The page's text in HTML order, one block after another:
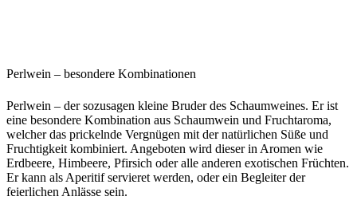
Perlwein – besondere Kombinationen
Perlwein – der sozusagen kleine Bruder des Schaumweines. Er ist
eine besondere Kombination aus Schaumwein und Fruchtaroma,
welcher das prickelnde Vergnügen mit der natürlichen Süße und
Fruchtigkeit kombiniert. Angeboten wird dieser in Aromen wie
Erdbeere, Himbeere, Pfirsich oder alle anderen exotischen Früchten.
Er kann als Aperitif servieret werden, oder ein Begleiter der
feierlichen Anlässe sein.